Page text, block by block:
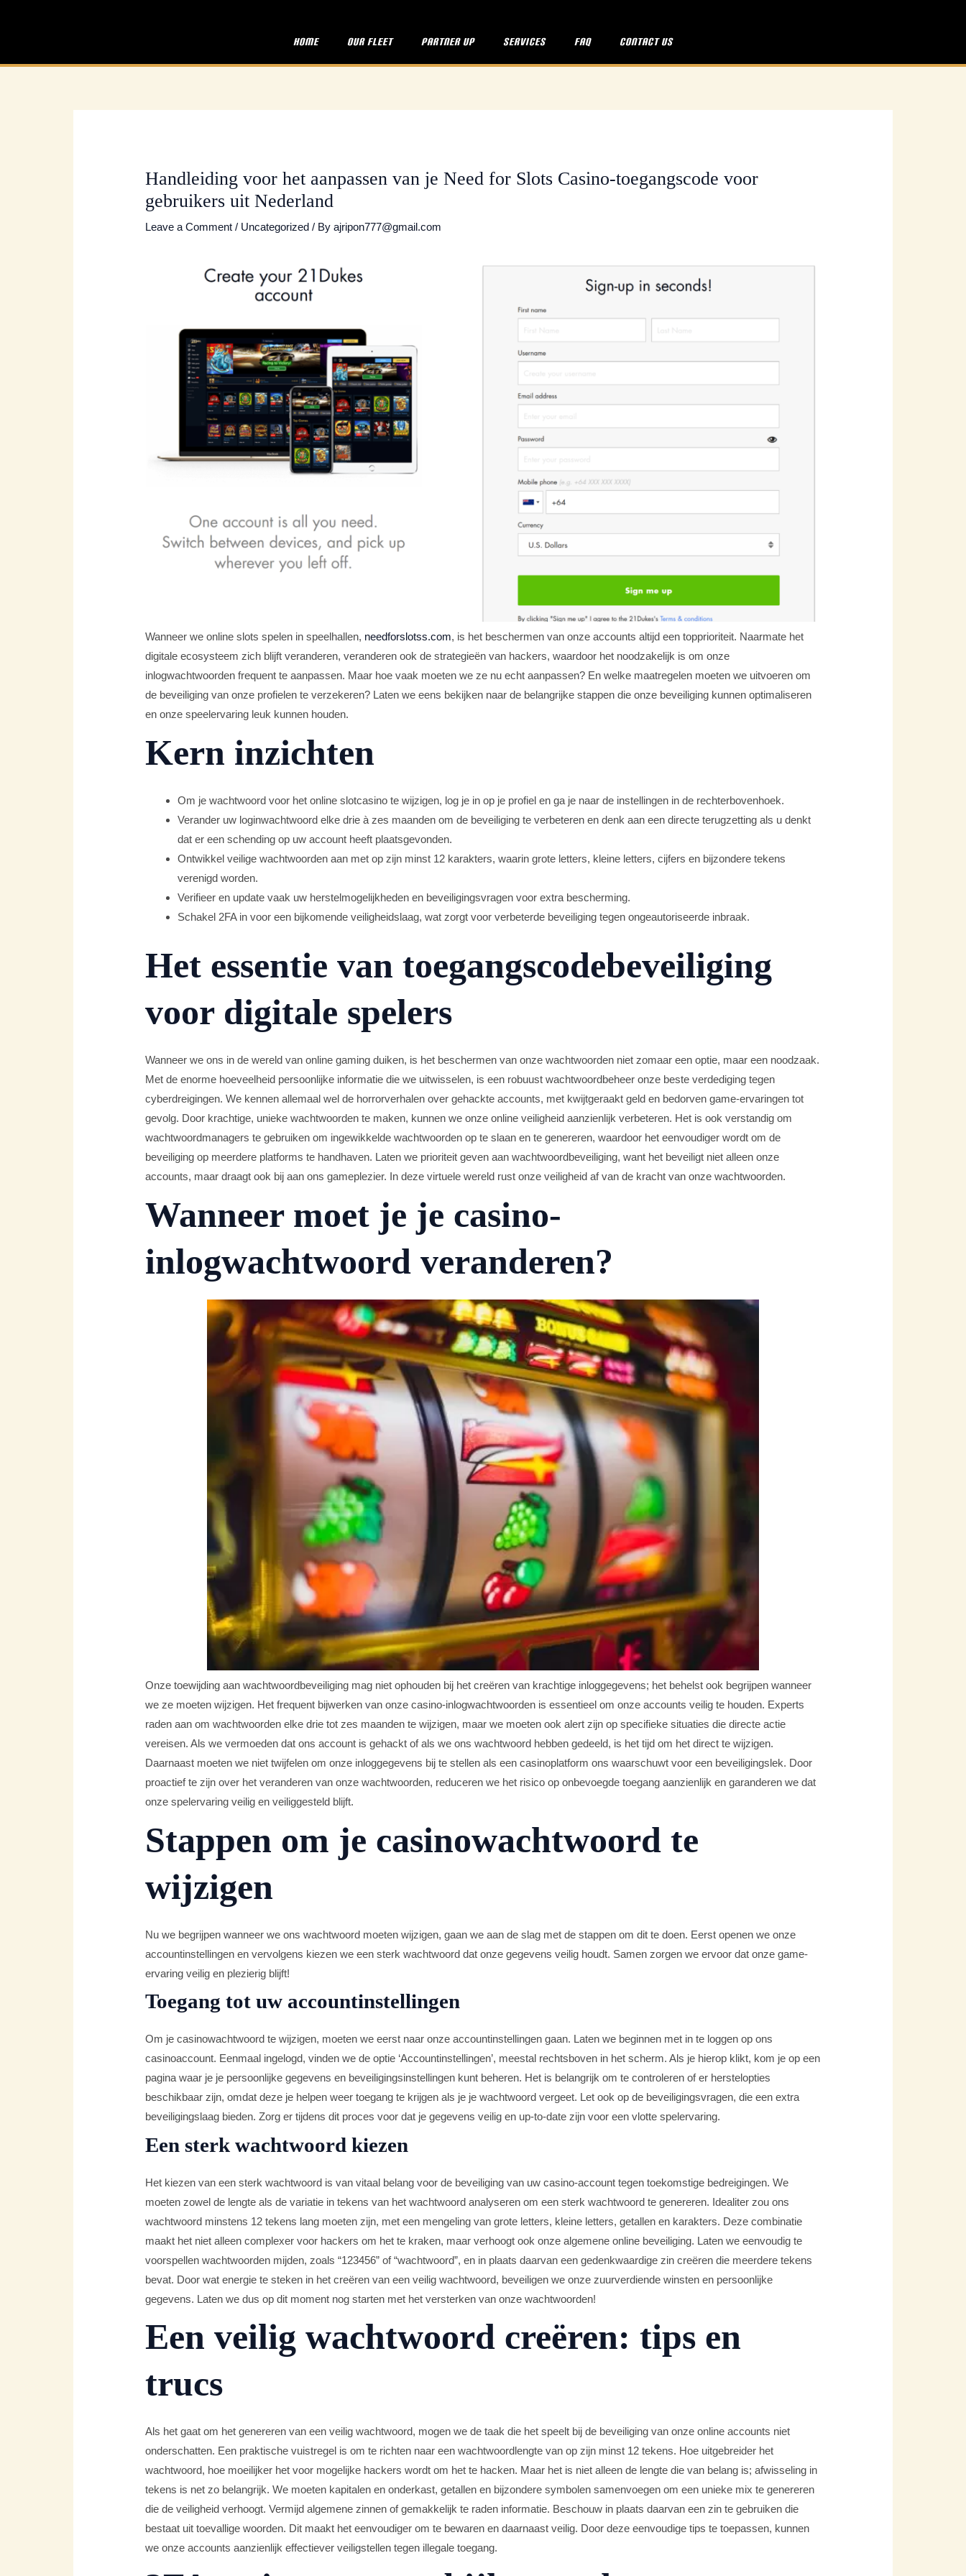
Home Our fleet Partner up Services FAQ Contact Us
Handleiding voor het aanpassen van je Need for Slots Casino-toegangscode voor
gebruikers uit Nederland
Leave a Comment / Uncategorized / Byajripon777@gmail.com
Wanneer we online slots spelen in speelhallen, needforslotss.com, is het beschermen van onze accounts altijd een topprioriteit. Naarmate het
digitale ecosysteem zich blijft veranderen, veranderen ook de strategieën van hackers, waardoor het noodzakelijk is om onze
inlogwachtwoorden frequent te aanpassen. Maar hoe vaak moeten we ze nu echt aanpassen? En welke maatregelen moeten we uitvoeren om
de beveiliging van onze profielen te verzekeren? Laten we eens bekijken naar de belangrijke stappen die onze beveiliging kunnen optimaliseren
en onze speelervaring leuk kunnen houden.
Kern inzichten
Om je wachtwoord voor het online slotcasino te wijzigen, log je in op je profiel en ga je naar de instellingen in de rechterbovenhoek.
Verander uw loginwachtwoord elke drie à zes maanden om de beveiliging te verbeteren en denk aan een directe terugzetting als u denkt
dat er een schending op uw account heeft plaatsgevonden.
Ontwikkel veilige wachtwoorden aan met op zijn minst 12 karakters, waarin grote letters, kleine letters, cijfers en bijzondere tekens
verenigd worden.
Verifieer en update vaak uw herstelmogelijkheden en beveiligingsvragen voor extra bescherming.
Schakel 2FA in voor een bijkomende veiligheidslaag, wat zorgt voor verbeterde beveiliging tegen ongeautoriseerde inbraak.
Het essentie van toegangscodebeveiliging
voor digitale spelers
Wanneer we ons in de wereld van online gaming duiken, is het beschermen van onze wachtwoorden niet zomaar een optie, maar een noodzaak.
Met de enorme hoeveelheid persoonlijke informatie die we uitwisselen, is een robuust wachtwoordbeheer onze beste verdediging tegen
cyberdreigingen. We kennen allemaal wel de horrorverhalen over gehackte accounts, met kwijtgeraakt geld en bedorven game-ervaringen tot
gevolg. Door krachtige, unieke wachtwoorden te maken, kunnen we onze online veiligheid aanzienlijk verbeteren. Het is ook verstandig om
wachtwoordmanagers te gebruiken om ingewikkelde wachtwoorden op te slaan en te genereren, waardoor het eenvoudiger wordt om de
beveiliging op meerdere platforms te handhaven. Laten we prioriteit geven aan wachtwoordbeveiliging, want het beveiligt niet alleen onze
accounts, maar draagt ook bij aan ons gameplezier. In deze virtuele wereld rust onze veiligheid af van de kracht van onze wachtwoorden.
Wanneer moet je je casino-
inlogwachtwoord veranderen?
Onze toewijding aan wachtwoordbeveiliging mag niet ophouden bij het creëren van krachtige inloggegevens; het behelst ook begrijpen wanneer
we ze moeten wijzigen. Het frequent bijwerken van onze casino-inlogwachtwoorden is essentieel om onze accounts veilig te houden. Experts
raden aan om wachtwoorden elke drie tot zes maanden te wijzigen, maar we moeten ook alert zijn op specifieke situaties die directe actie
vereisen. Als we vermoeden dat ons account is gehackt of als we ons wachtwoord hebben gedeeld, is het tijd om het direct te wijzigen.
Daarnaast moeten we niet twijfelen om onze inloggegevens bij te stellen als een casinoplatform ons waarschuwt voor een beveiligingslek. Door
proactief te zijn over het veranderen van onze wachtwoorden, reduceren we het risico op onbevoegde toegang aanzienlijk en garanderen we dat
onze spelervaring veilig en veiliggesteld blijft.
Stappen om je casinowachtwoord te
wijzigen
Nu we begrijpen wanneer we ons wachtwoord moeten wijzigen, gaan we aan de slag met de stappen om dit te doen. Eerst openen we onze
accountinstellingen en vervolgens kiezen we een sterk wachtwoord dat onze gegevens veilig houdt. Samen zorgen we ervoor dat onze game-
ervaring veilig en plezierig blijft!
Toegang tot uw accountinstellingen
Om je casinowachtwoord te wijzigen, moeten we eerst naar onze accountinstellingen gaan. Laten we beginnen met in te loggen op ons
casinoaccount. Eenmaal ingelogd, vinden we de optie ‘Accountinstellingen’, meestal rechtsboven in het scherm. Als je hierop klikt, kom je op een
pagina waar je je persoonlijke gegevens en beveiligingsinstellingen kunt beheren. Het is belangrijk om te controleren of er herstelopties
beschikbaar zijn, omdat deze je helpen weer toegang te krijgen als je je wachtwoord vergeet. Let ook op de beveiligingsvragen, die een extra
beveiligingslaag bieden. Zorg er tijdens dit proces voor dat je gegevens veilig en up-to-date zijn voor een vlotte spelervaring.
Een sterk wachtwoord kiezen
Het kiezen van een sterk wachtwoord is van vitaal belang voor de beveiliging van uw casino-account tegen toekomstige bedreigingen. We
moeten zowel de lengte als de variatie in tekens van het wachtwoord analyseren om een sterk wachtwoord te genereren. Idealiter zou ons
wachtwoord minstens 12 tekens lang moeten zijn, met een mengeling van grote letters, kleine letters, getallen en karakters. Deze combinatie
maakt het niet alleen complexer voor hackers om het te kraken, maar verhoogt ook onze algemene online beveiliging. Laten we eenvoudig te
voorspellen wachtwoorden mijden, zoals “123456” of “wachtwoord”, en in plaats daarvan een gedenkwaardige zin creëren die meerdere tekens
bevat. Door wat energie te steken in het creëren van een veilig wachtwoord, beveiligen we onze zuurverdiende winsten en persoonlijke
gegevens. Laten we dus op dit moment nog starten met het versterken van onze wachtwoorden!
Een veilig wachtwoord creëren: tips en
trucs
Als het gaat om het genereren van een veilig wachtwoord, mogen we de taak die het speelt bij de beveiliging van onze online accounts niet
onderschatten. Een praktische vuistregel is om te richten naar een wachtwoordlengte van op zijn minst 12 tekens. Hoe uitgebreider het
wachtwoord, hoe moeilijker het voor mogelijke hackers wordt om het te hacken. Maar het is niet alleen de lengte die van belang is; afwisseling in
tekens is net zo belangrijk. We moeten kapitalen en onderkast, getallen en bijzondere symbolen samenvoegen om een unieke mix te genereren
die de veiligheid verhoogt. Vermijd algemene zinnen of gemakkelijk te raden informatie. Beschouw in plaats daarvan een zin te gebruiken die
bestaat uit toevallige woorden. Dit maakt het eenvoudiger om te bewaren en daarnaast veilig. Door deze eenvoudige tips te toepassen, kunnen
we onze accounts aanzienlijk effectiever veiligstellen tegen illegale toegang.